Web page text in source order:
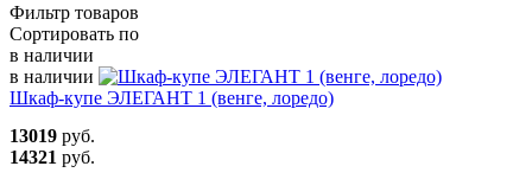
Фильтр товаров
Сортировать по
в наличии
в наличии
Шкаф-купе ЭЛЕГАНТ 1 (венге, лоредо)
13019 руб.
14321 руб.